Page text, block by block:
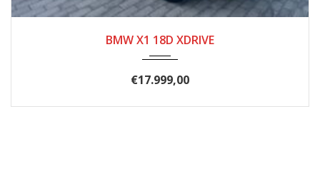
BMW X1 18D XDRIVE
€17.999,00